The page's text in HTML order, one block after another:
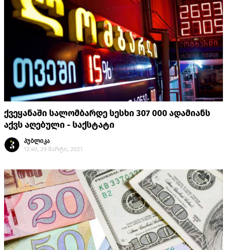
ქვეყანაში სალომბარდე სესხი 307 000 ადამიანს
აქვს აღებული - საქსტატი
პუბლიკა
12:40, 29 მარტი, 2021